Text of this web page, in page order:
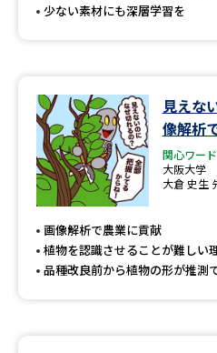
オープンキャンパスなどを調べ
来場型・Web型イベント特集
受験準備
志望校・出願校を調べる
少ない素材にも深層学習を
見えな
像解析
関心ワー
大阪大学
大倉 史生
画像解析で農業に貢献
植物を認識させることが難しい
品種改良前から植物の形が推測